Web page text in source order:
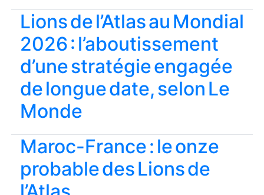
Lions de l’Atlas au Mondial
2026 : l’aboutissement
d’une stratégie engagée
de longue date, selon Le
Monde
Maroc-France : le onze
probable des Lions de